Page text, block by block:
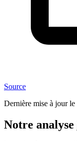
Source
Dernière mise à jour le
Notre